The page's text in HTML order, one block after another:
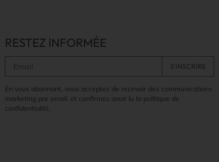
RESTEZ INFORMÉE
En vous abonnant, vous acceptez de recevoir des communications
marketing par email, et confirmez avoir lu la politique de
confidentialité.